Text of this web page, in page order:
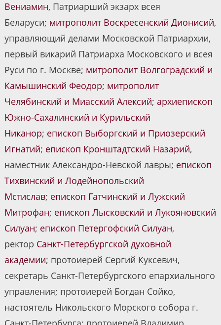
Вениамин, Патриарший экзарх всея
Беларуси; митрополит Воскресенский Дионисий,
управляющий делами Московской Патриархии,
первый викарий Патриарха Московского и всея
Руси по г. Москве; митрополит Волгоградский и
Камышинский Феодор; митрополит
Челябинский и Миасский Алексий; архиепископ
Южно-Сахалинский и Курильский
Никанор; епископ Выборгский и Приозерский
Игнатий; епископ Кронштадтский Назарий,
наместник Александро-Невской лавры; епископ
Тихвинский и Лодейнопольский
Мстислав; епископ Гатчинский и Лужский
Митрофан; епископ Лысковский и Лукояновский
Силуан; епископ Петергофский Силуан,
ректор Санкт-Петербургской духовной
академии; протоиерей Сергий Куксевич,
секретарь Санкт-Петербургского епархиального
управления; протоиерей Богдан Сойко,
настоятель Никольского Морского собора г.